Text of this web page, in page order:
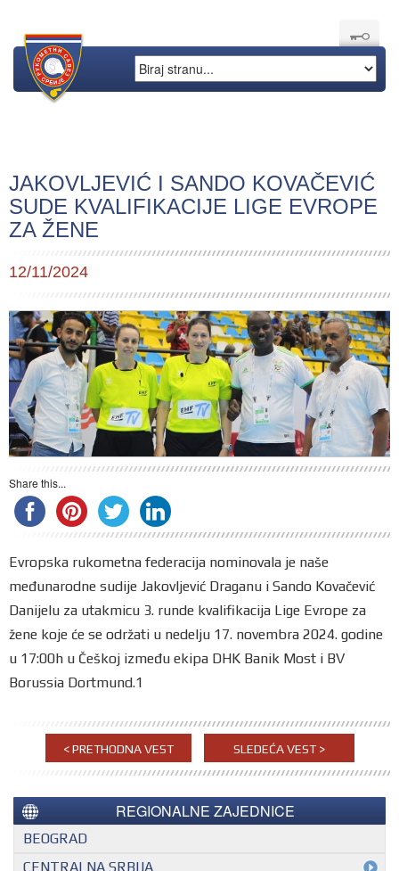
JAKOVLJEVIĆ I SANDO KOVAČEVIĆ
SUDE KVALIFIKACIJE LIGE EVROPE
ZA ŽENE
12/11/2024
Share this...
Evropska rukometna federacija nominovala je naše
međunarodne sudije Jakovljević Draganu i Sando Kovačević
Danijelu za utakmicu 3. runde kvalifikacija Lige Evrope za
žene koje će se održati u nedelju 17. novembra 2024. godine
u 17:00h u Češkoj između ekipa DHK Banik Most i BV
Borussia Dortmund.1
< PRETHODNA VEST SLEDEĆA VEST >
REGIONALNE ZAJEDNICE
BEOGRAD
CENTRALNA SRBIJA